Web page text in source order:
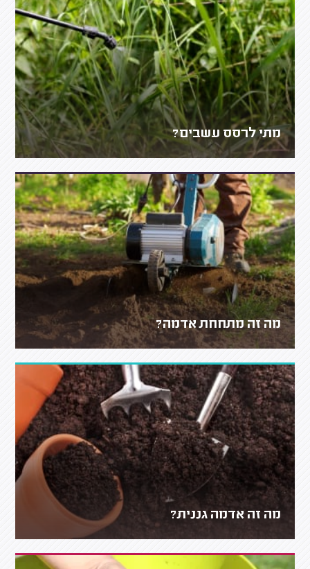
מתי לרסס עשבים?
מה זה מתחחת אדמה?
מה זה אדמה גננית?